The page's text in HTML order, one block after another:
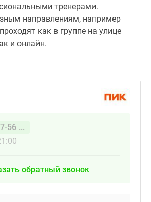
тренерами.
направлениям, например
как в группе на улице
и онлайн.
56 ...
обратный звонок